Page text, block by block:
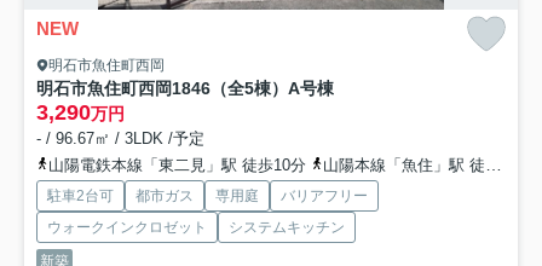
NEW
明石市魚住町西岡
明石市魚住町西岡1846（全5棟）A号棟
3,290万円
- / 96.67㎡ / 3LDK /予定
山陽電鉄本線「東二見」駅 徒歩10分
山陽本線「魚住」駅 徒歩21分
駐車2台可 都市ガス 専用庭
バリアフリー
ウォークインクロゼット
システムキッチン
新築